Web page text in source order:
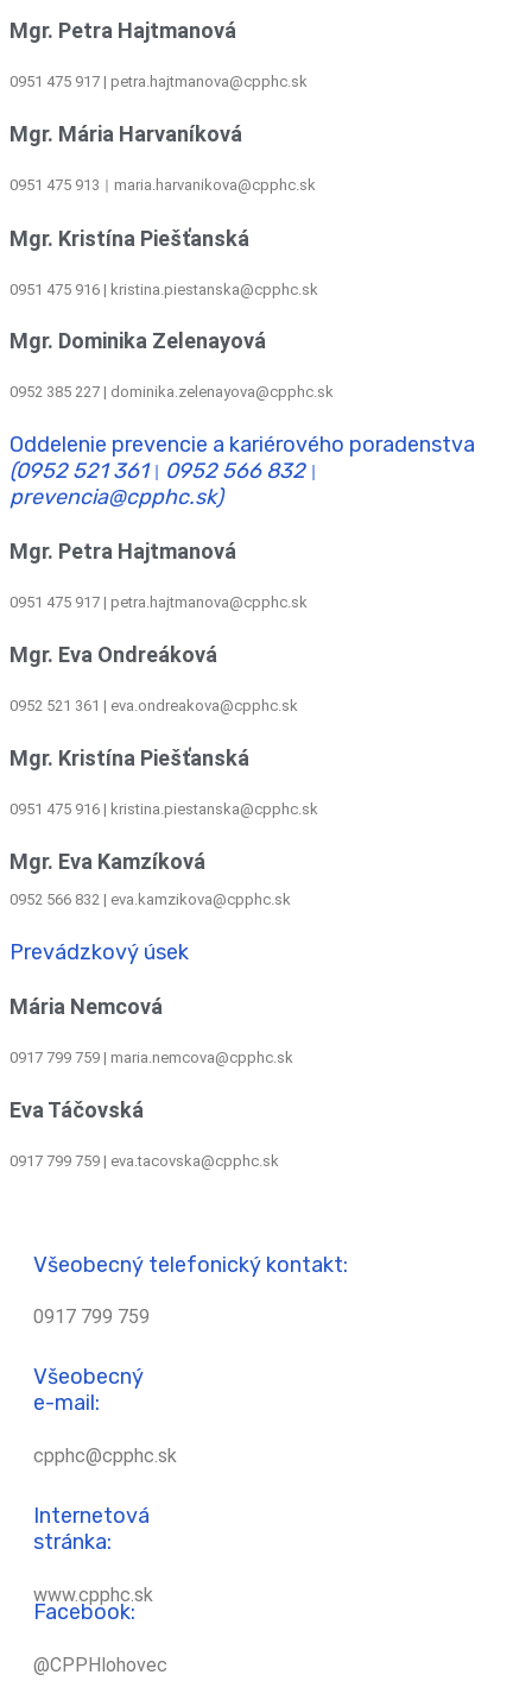
Mgr. Petra Hajtmanová
0951 475 917 | petra.hajtmanova@cpphc.sk
Mgr. Mária Harvaníková
0951 475 913 maria.harvanikova@cpphc.sk
Mgr. Kristína Piešťanská
0951 475 916 | kristina.piestanska@cpphc.sk
Mgr. Dominika Zelenayová
0952 385 227 | dominika.zelenayova@cpphc.sk
Oddelenie prevencie a kariérového poradenstva
(0952 521 361
0952 566 832
prevencia@cpphc.sk)
Mgr. Petra Hajtmanová
0951 475 917 | petra.hajtmanova@cpphc.sk
Mgr. Eva Ondreáková
0952 521 361 | eva.ondreakova@cpphc.sk
Mgr. Kristína Piešťanská
0951 475 916 | kristina.piestanska@cpphc.sk
Mgr. Eva Kamzíková
0952 566 832 | eva.kamzikova@cpphc.sk
Prevádzkový úsek
Mária Nemcová
0917 799 759 | maria.nemcova@cpphc.sk
Eva Táčovská
0917 799 759 | eva.tacovska@cpphc.sk
Všeobecný telefonický kontakt:
0917 799 759
Všeobecný
e-mail:
cpphc@cpphc.sk
Internetová
stránka:
www.cpphc.sk
Facebook:
@CPPHlohovec